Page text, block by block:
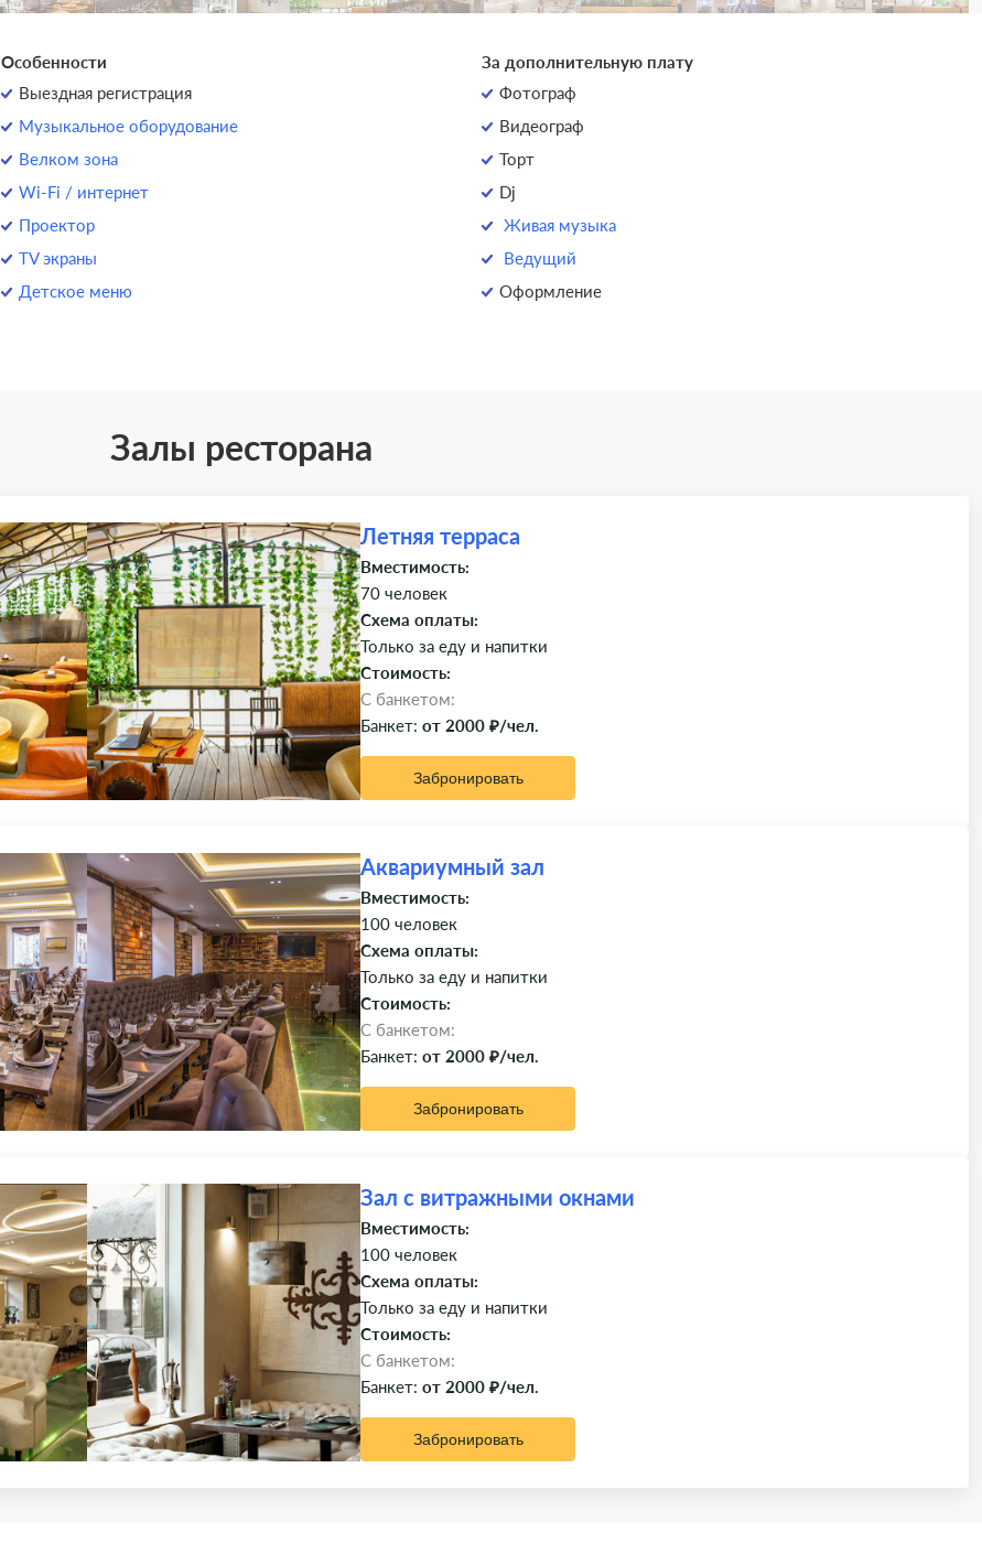
Особенности
Выездная регистрация
Музыкальное оборудование
Велком зона
Wi-Fi / интернет
Проектор
TV экраны
Детское меню
За дополнительную плату
Фотограф
Видеограф
Торт
Dj
Живая музыка
Ведущий
Оформление
Залы ресторана
Летняя терраса
Вместимость:
70 человек
Схема оплаты:
Только за еду и напитки
Стоимость:
C банкетом:
Банкет: от 2000 ₽/чел.
Забронировать
Аквариумный зал
Вместимость:
100 человек
Схема оплаты:
Только за еду и напитки
Стоимость:
C банкетом:
Банкет: от 2000 ₽/чел.
Забронировать
Зал с витражными окнами
Вместимость:
100 человек
Схема оплаты:
Только за еду и напитки
Стоимость:
C банкетом:
Банкет: от 2000 ₽/чел.
Забронировать